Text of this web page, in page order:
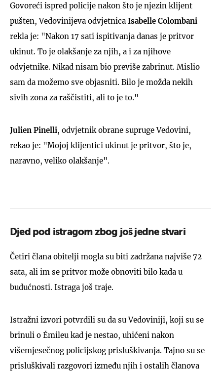
Govoreći ispred policije nakon što je njezin klijent
pušten, Vedovinijeva odvjetnica Isabelle Colombani
rekla je: "Nakon 17 sati ispitivanja danas je pritvor
ukinut. To je olakšanje za njih, a i za njihove
odvjetnike. Nikad nisam bio previše zabrinut. Mislio
sam da možemo sve objasniti. Bilo je možda nekih
sivih zona za raščistiti, ali to je to."
Julien Pinelli, odvjetnik obrane supruge Vedovini,
rekao je: "Mojoj klijentici ukinut je pritvor, što je,
naravno, veliko olakšanje".
Djed pod istragom zbog još jedne stvari
Četiri člana obitelji mogla su biti zadržana najviše 72
sata, ali im se pritvor može obnoviti bilo kada u
budućnosti. Istraga još traje.
Istražni izvori potvrdili su da su Vedoviniji, koji su se
brinuli o Émileu kad je nestao, uhićeni nakon
višemjesečnog policijskog prisluškivanja. Tajno su se
prisluškivali razgovori između njih i ostalih članova